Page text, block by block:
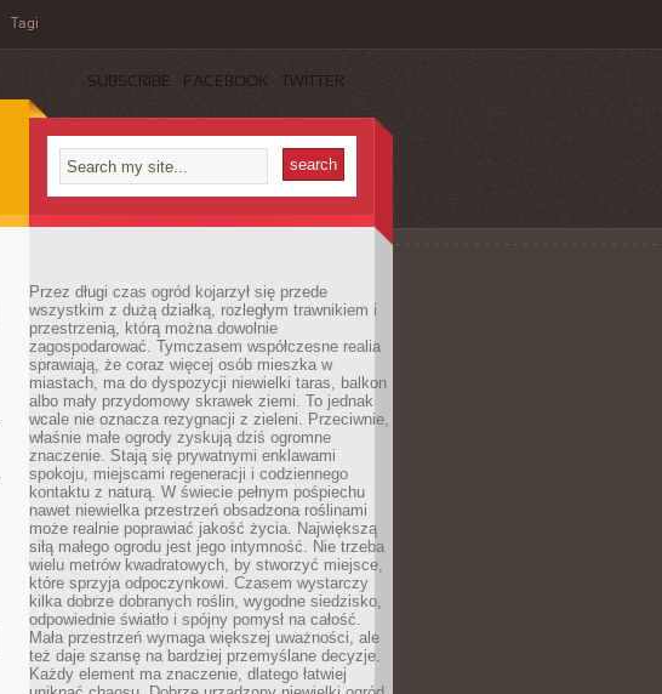
Tagi
SUBSCRIBE FACEBOOK TWITTER
Przez długi czas ogród kojarzył się przede
wszystkim z dużą działką, rozległym trawnikiem i
przestrzenią, którą można dowolnie
zagospodarować. Tymczasem współczesne realia
sprawiają, że coraz więcej osób mieszka w
miastach, ma do dyspozycji niewielki taras, balkon
albo mały przydomowy skrawek ziemi. To jednak
wcale nie oznacza rezygnacji z zieleni. Przeciwnie,
właśnie małe ogrody zyskują dziś ogromne
znaczenie. Stają się prywatnymi enklawami
spokoju, miejscami regeneracji i codziennego
kontaktu z naturą. W świecie pełnym pośpiechu
nawet niewielka przestrzeń obsadzona roślinami
może realnie poprawiać jakość życia. Największą
siłą małego ogrodu jest jego intymność. Nie trzeba
wielu metrów kwadratowych, by stworzyć miejsce,
które sprzyja odpoczynkowi. Czasem wystarczy
kilka dobrze dobranych roślin, wygodne siedzisko,
odpowiednie światło i spójny pomysł na całość.
Mała przestrzeń wymaga większej uważności, ale
też daje szansę na bardziej przemyślane decyzje.
Każdy element ma znaczenie, dlatego łatwiej